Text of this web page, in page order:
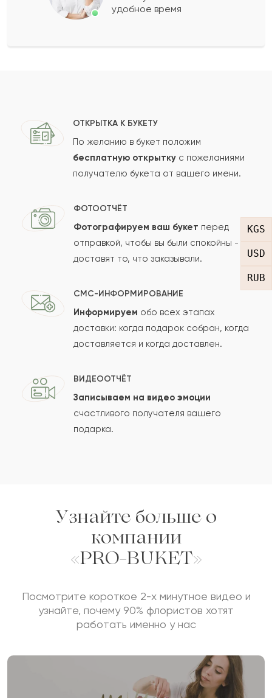
KGS
USD
RUB
Ваш e-mail
Отзыв
Сколько будет
Отзыв будет опубликован после проверки.
Проверяем на спам.
удобное время
ОТКРЫТКА К БУКЕТУ
По желанию в букет положим
бесплатную открытку с пожеланиями
получателю букета от вашего имени.
ФОТООТЧЁТ
Фотографируем ваш букет перед
отправкой, чтобы вы были спокойны -
доставят то, что заказывали.
СМС-ИНФОРМИРОВАНИЕ
Информируем обо всех этапах
доставки: когда подарок собран, когда
доставляется и когда доставлен.
ВИДЕООТЧЁТ
Записываем на видео эмоции
счастливого получателя вашего
подарка.
Узнайте больше о
компании
«PRO-BUKET»
Посмотрите короткое 2-х минутное видео и
узнайте, почему 90% флористов хотят
работать именно у нас